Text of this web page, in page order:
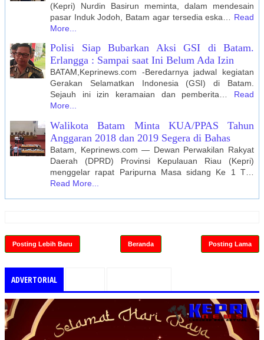
(Kepri) Nurdin Basirun meminta, dalam mendesain
pasar Induk Jodoh, Batam agar tersedia eska…
Read
More...
Polisi Siap Bubarkan Aksi GSI di Batam.
Erlangga : Sampai saat Ini Belum Ada Izin
BATAM,Keprinews.com -Beredarnya jadwal kegiatan
Gerakan Selamatkan Indonesia (GSI) di Batam.
Sejauh ini izin keramaian dan pemberita…
Read
More...
Walikota Batam Minta KUA/PPAS Tahun
Anggaran 2018 dan 2019 Segera di Bahas
Batam, Keprinews.com — Dewan Perwakilan Rakyat
Daerah (DPRD) Provinsi Kepulauan Riau (Kepri)
menggelar rapat Paripurna Masa sidang Ke 1 T…
Read More...
Posting Lebih Baru Posting Lama
Beranda
ADVERTORIAL